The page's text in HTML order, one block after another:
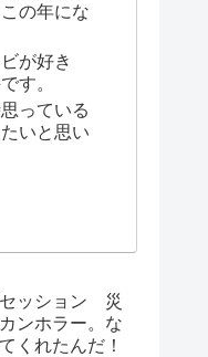
の年にな
が好き
す。
っている
いと思い
ッション 災
ンホラー。な
くれたんだ！